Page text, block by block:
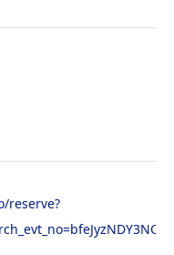
reserve?